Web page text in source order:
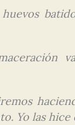
Yo las hice